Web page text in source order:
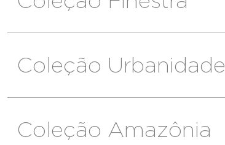
Coleção Urbanidade
Coleção Amazônia